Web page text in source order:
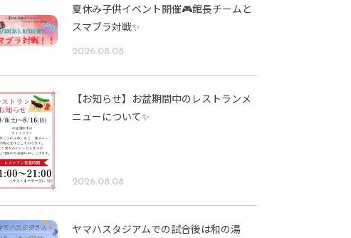
夏休み子供イベント開催🎮館長チームと
スマブラ対戦✨
2026.08.08
【お知らせ】お盆期間中のレストランメ
ニューについて✨
2026.08.08
ヤマハスタジアムでの試合後は和の湯